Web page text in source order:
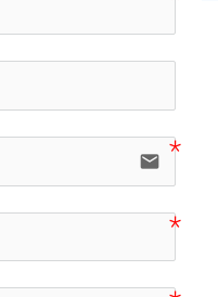
email